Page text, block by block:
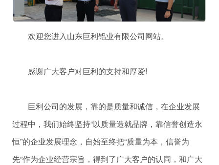
欢迎您进入山东巨利铝业有限公司网站。
感谢广大客户对巨利的支持和厚爱!
巨利公司的发展，靠的是质量和诚信，在企业发展
过程中，我们始终坚持“以质量造就品牌，靠信誉创造永
恒”的企业发展理念，自始至终把“质量为本，信誉为
先”作为企业经营宗旨，得到了广大客户的认同，和广大